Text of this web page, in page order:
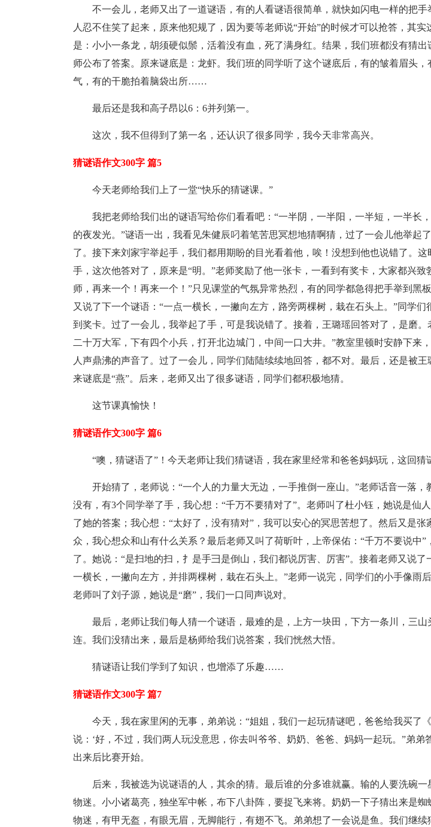
不一会儿，老师又出了一道谜语，有的人看谜语很简单，就快如闪电一样的把手
人忍不住笑了起来，原来他犯规了，因为要等老师说“开始”的时候才可以抢答，其实
是：小小一条龙，胡须硬似鬃，活着没有血，死了满身红。结果，我们班都没有猜出
师公布了答案。原来谜底是：龙虾。我们班的同学听了这个谜底后，有的皱着眉头，
气，有的干脆拍着脑袋出所……
最后还是我和高子昂以6：6并列第一。
这次，我不但得到了第一名，还认识了很多同学，我今天非常高兴。
猜谜语作文300字 篇5
今天老师给我们上了一堂“快乐的猜谜课。”
我把老师给我们出的谜语写给你们看看吧：“一半阴，一半阳，一半短，一半长
的夜发光。”谜语一出，我看见朱健辰叼着笔苦思冥想地猜啊猜，过了一会儿他举起
了。接下来刘家宇举起手，我们都用期盼的目光看着他，唉！没想到他也说错了。这
手，这次他答对了，原来是“明。”老师奖励了他一张卡，一看到有奖卡，大家都兴致
师，再来一个！再来一个！”只见课堂的气氛异常热烈，有的同学都急得把手举到黑
又说了下一个谜语：“一点一横长，一撇向左方，路旁两棵树，栽在石头上。”同学们
到奖卡。过了一会儿，我举起了手，可是我说错了。接着，王璐瑶回答对了，是磨。
二十万大军，下有四个小兵，打开北边城门，中间一口大井。”教室里顿时安静下来
人声鼎沸的声音了。过了一会儿，同学们陆陆续续地回答，都不对。最后，还是被
来谜底是“燕”。后来，老师又出了很多谜语，同学们都积极地猜。
这节课真愉快！
猜谜语作文300字 篇6
“噢，猜谜语了”！今天老师让我们猜谜语，我在家里经常和爸爸妈妈玩，这回猜
开始猜了，老师说：“一个人的力量大无边，一手推倒一座山。”老师话音一落，
没有，有3个同学举了手，我心想：“千万不要猜对了”。老师叫了杜小钰，她说是仙
了她的答案；我心想：“太好了，没有猜对”，我可以安心的冥思苦想了。然后又是张
众，我心想众和山有什么关系？最后老师又叫了荷昕叶，上帝保佑：“千万不要说中”
了。她说：“是扫地的扫，扌是手彐是倒山，我们都说厉害、厉害”。接着老师又说了
一横长，一撇向左方，并排两棵树，栽在石头上。”老师一说完，同学们的小手像雨
老师叫了刘子源，她说是“磨”，我们一口同声说对。
最后，老师让我们每人猜一个谜语，最难的是，上方一块田，下方一条川，三山
连。我们没猜出来，最后是杨师给我们说答案，我们恍然大悟。
猜谜语让我们学到了知识，也增添了乐趣……
猜谜语作文300字 篇7
今天，我在家里闲的无事，弟弟说：“姐姐，我们一起玩猜谜吧，爸爸给我买了
说：‘好，不过，我们两人玩没意思，你去叫爷爷、奶奶、爸爸、妈妈一起玩。”弟弟
出来后比赛开始。
后来，我被选为说谜语的人，其余的猜。最后谁的分多谁就赢。输的人要洗碗一
物迷。小小诸葛亮，独坐军中帐，布下八卦阵，要捉飞来将。奶奶一下子猜出来是蜘
物迷，有甲无盔，有眼无眉，无脚能行，有翅不飞。弟弟想了一会说是鱼。我们继续